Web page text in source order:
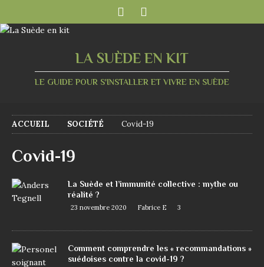
LA SUÈDE EN KIT
LE GUIDE POUR S'INSTALLER ET VIVRE EN SUÈDE
ACCUEIL SOCIÉTÉ Covid-19
Covid-19
La Suède et l’immunité collective : mythe ou
réalité ?
23 novembre 2020 Fabrice E 3
Comment comprendre les « recommandations »
suédoises contre la covid-19 ?